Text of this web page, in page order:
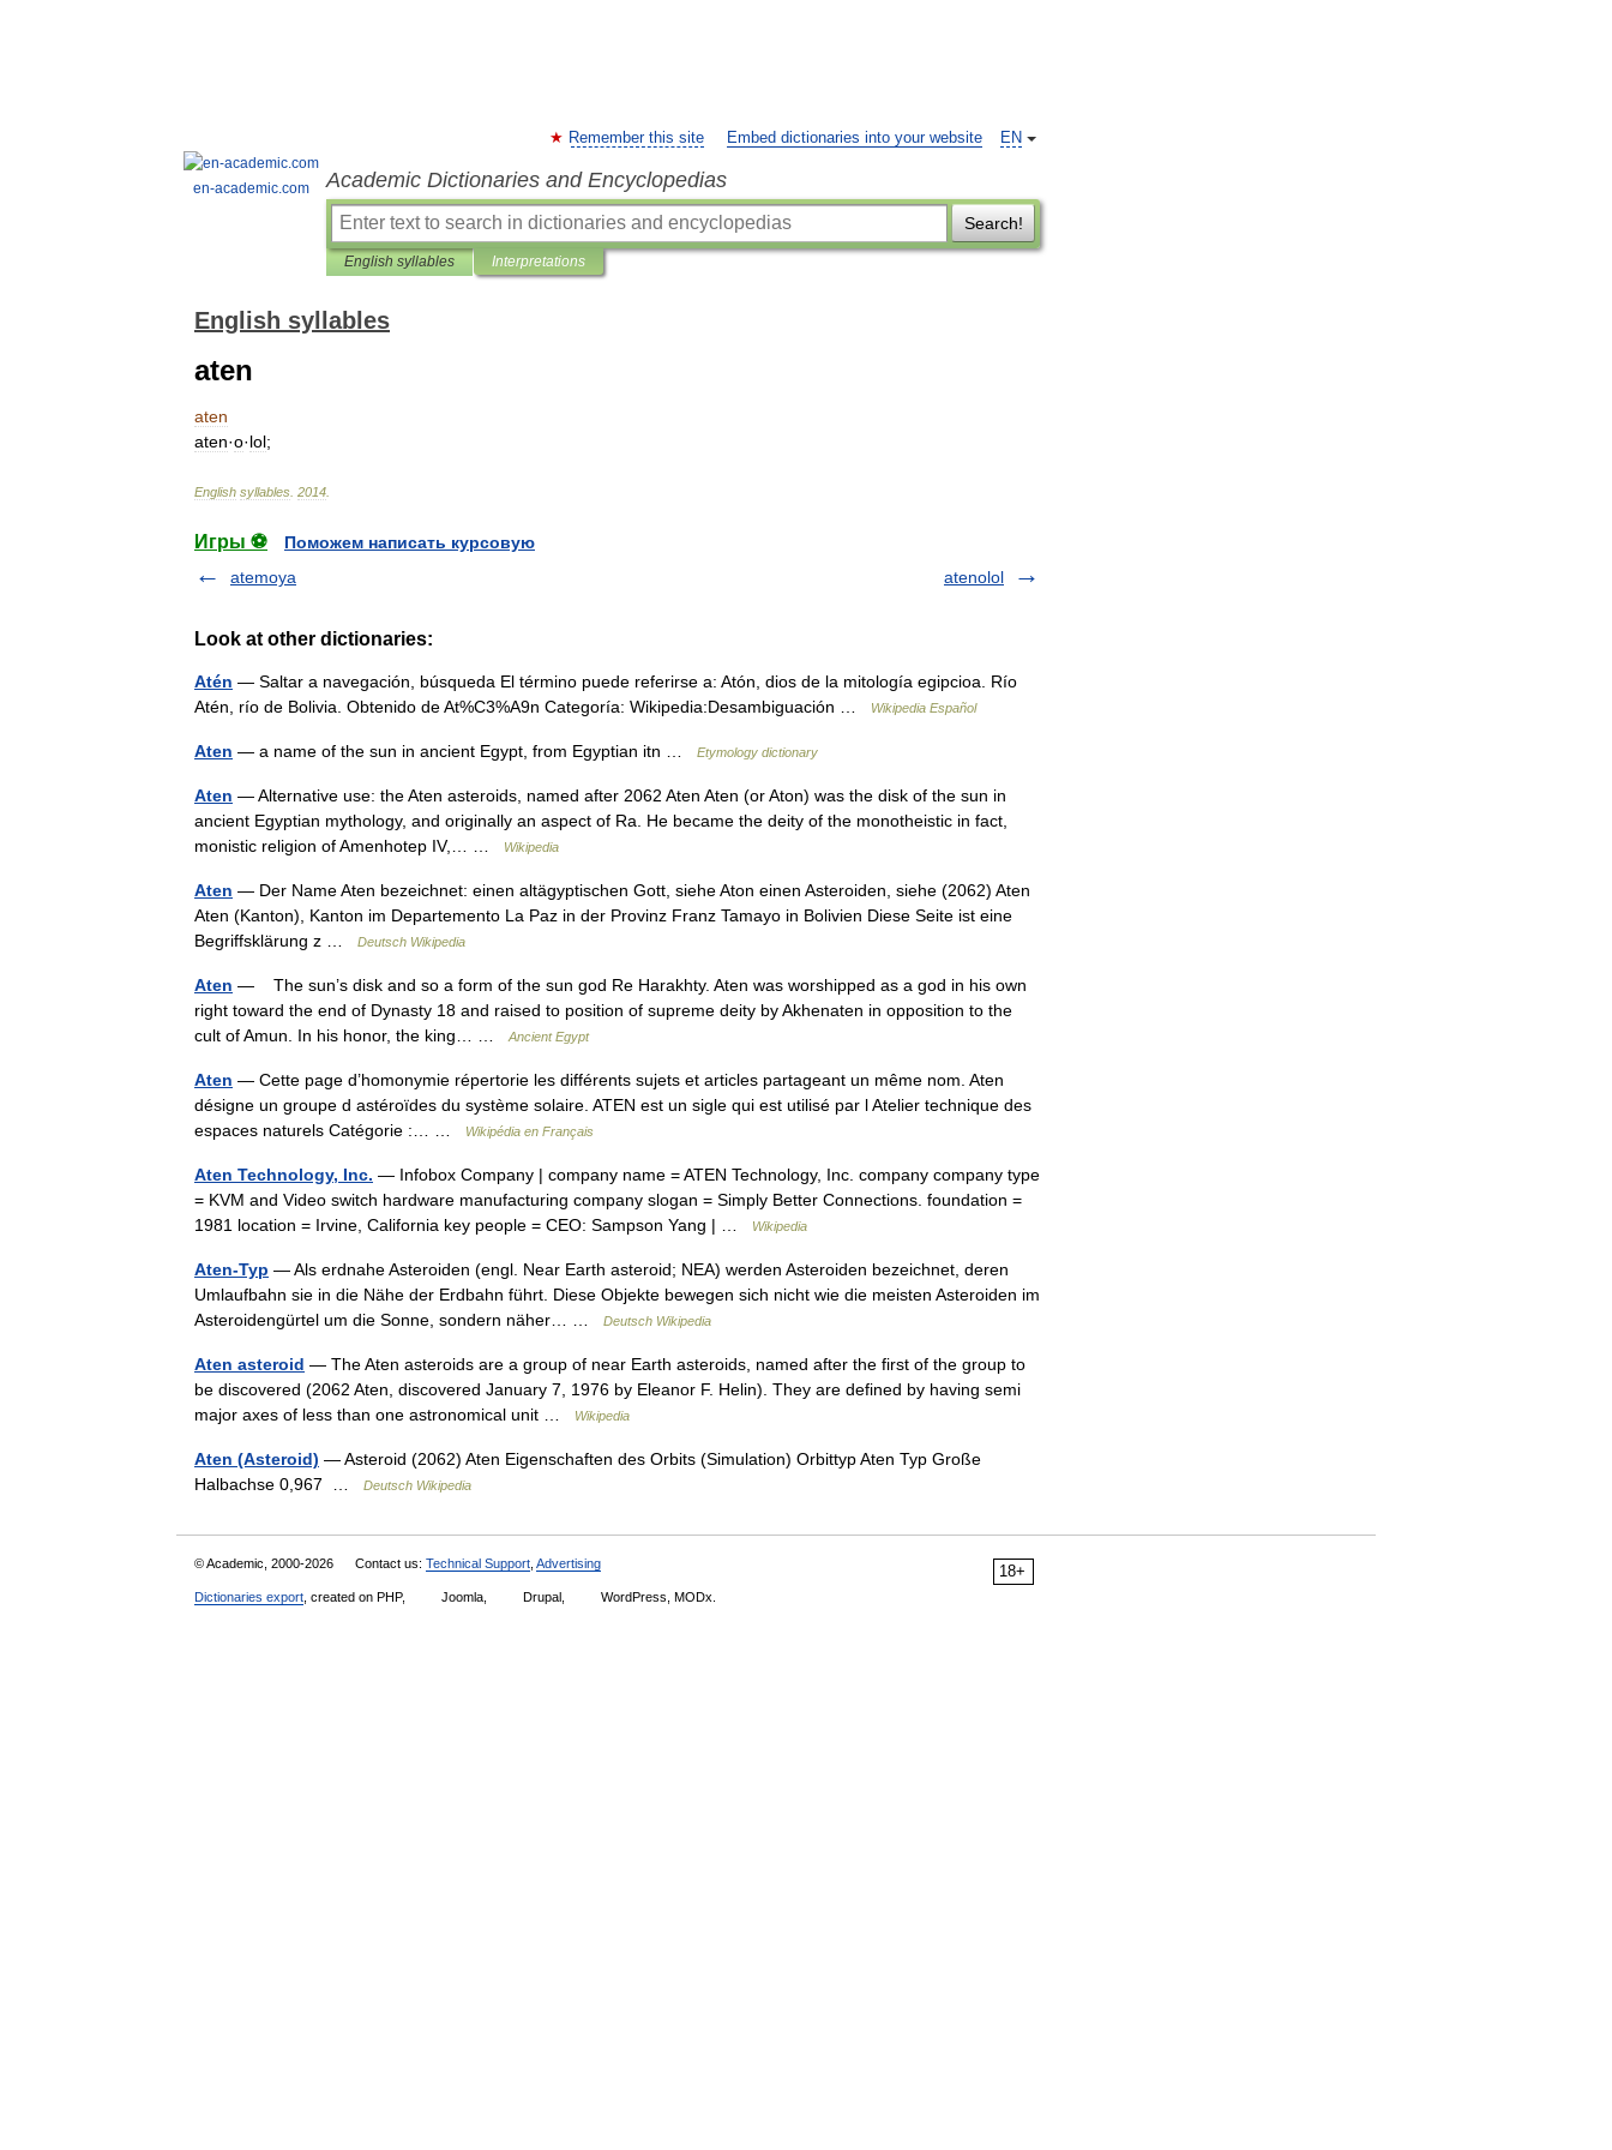
en-academic.com
EN
Remember this site Embed dictionaries into your website
Academic Dictionaries and Encyclopedias
Search!
English syllables Interpretations
English syllables
aten
aten
aten·o·lol;
English syllables 2014
Игры ⚽
Поможем написать курсовую
atemoya
atenolol
Look at other dictionaries:
Atén — Saltar a navegación, búsqueda El término puede referirse a: Atón, dios de la mitología egipcioa. Río
Atén, río de Bolivia. Obtenido de At%C3%A9n Categoría: Wikipedia:Desambiguación …
Wikipedia Español
Aten — a name of the sun in ancient Egypt, from Egyptian itn … Etymology dictionary
Aten — Alternative use: the Aten asteroids, named after 2062 Aten Aten (or Aton) was the disk of the sun in
ancient Egyptian mythology, and originally an aspect of Ra. He became the deity of the monotheistic in fact,
monistic religion of Amenhotep IV,… …
Wikipedia
Aten — Der Name Aten bezeichnet: einen altägyptischen Gott, siehe Aton einen Asteroiden, siehe (2062) Aten
Aten (Kanton), Kanton im Departemento La Paz in der Provinz Franz Tamayo in Bolivien Diese Seite ist eine
Begriffsklärung z …
Deutsch Wikipedia
Aten — The sun’s disk and so a form of the sun god Re Harakhty. Aten was worshipped as a god in his own
right toward the end of Dynasty 18 and raised to position of supreme deity by Akhenaten in opposition to the
cult of Amun. In his honor, the king… …
Ancient Egypt
Aten — Cette page d’homonymie répertorie les différents sujets et articles partageant un même nom. Aten
désigne un groupe d astéroïdes du système solaire. ATEN est un sigle qui est utilisé par l Atelier technique des
espaces naturels Catégorie :… …
Wikipédia en Français
Aten Technology, Inc. — Infobox Company | company name = ATEN Technology, Inc. company company type
= KVM and Video switch hardware manufacturing company slogan = Simply Better Connections. foundation =
1981 location = Irvine, California key people = CEO: Sampson Yang | …
Wikipedia
Aten-Typ — Als erdnahe Asteroiden (engl. Near Earth asteroid; NEA) werden Asteroiden bezeichnet, deren
Umlaufbahn sie in die Nähe der Erdbahn führt. Diese Objekte bewegen sich nicht wie die meisten Asteroiden im
Asteroidengürtel um die Sonne, sondern näher… …
Deutsch Wikipedia
Aten asteroid — The Aten asteroids are a group of near Earth asteroids, named after the first of the group to
be discovered (2062 Aten, discovered January 7, 1976 by Eleanor F. Helin). They are defined by having semi
major axes of less than one astronomical unit …
Wikipedia
Aten (Asteroid) — Asteroid (2062) Aten Eigenschaften des Orbits (Simulation) Orbittyp Aten Typ Große
Halbachse 0,967 …
Deutsch Wikipedia
18+
© Academic, 2000-2026 Contact us: Technical Support Advertising
Dictionaries export , created on PHP, Joomla, Drupal, WordPress, MODx.